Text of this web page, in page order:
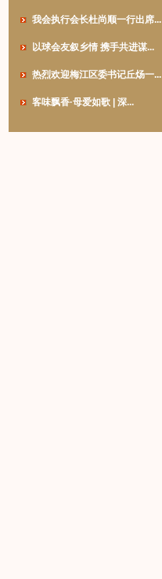
我会执行会长杜尚顺一行出席...
以球会友叙乡情 携手共进谋...
热烈欢迎梅江区委书记丘炀一...
客味飘香·母爱如歌 | 深...